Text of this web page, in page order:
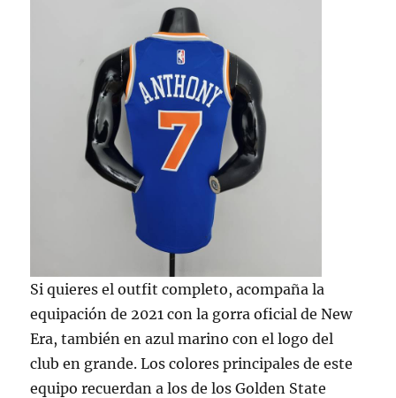
Si quieres el outfit completo, acompaña la
equipación de 2021 con la gorra oficial de New
Era, también en azul marino con el logo del
club en grande. Los colores principales de este
equipo recuerdan a los de los Golden State